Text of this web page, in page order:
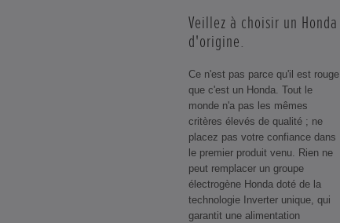
Veillez à choisir un Honda
d'origine.
Ce n'est pas parce qu'il est rouge
que c'est un Honda. Tout le
monde n'a pas les mêmes
critères élevés de qualité ; ne
placez pas votre confiance dans
le premier produit venu. Rien ne
peut remplacer un groupe
électrogène Honda doté de la
technologie Inverter unique, qui
garantit une alimentation